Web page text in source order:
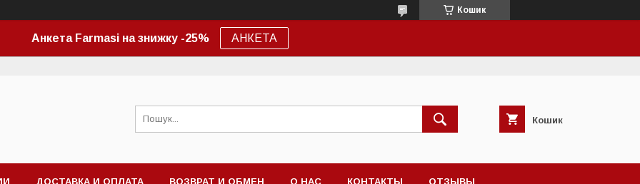
Кошик
Анкета Farmasi на знижку -25% АНКЕТА
Кошик
ДОСТАВКА И ОПЛАТА ВОЗВРАТ И ОБМЕН О НАС КОНТАКТЫ ОТЗЫВЫ